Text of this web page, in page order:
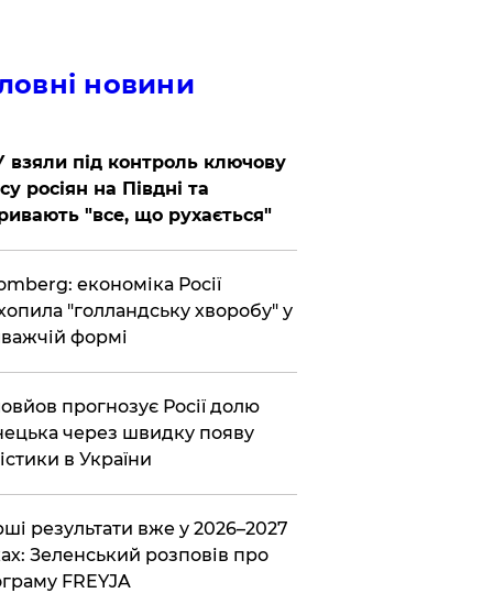
новини
взяли під контроль ключову
росіян на Півдні та
"все, що рухається"
економіка Росії
"голландську хворобу" у
формі
прогнозує Росії долю
через швидку появу
в України
результати вже у 2026–2027
Зеленський розповів про
FREYJA